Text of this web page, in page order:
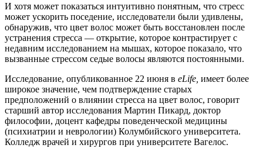
И хотя может показаться интуитивно понятным, что стресс
может ускорить поседение, исследователи были удивлены,
обнаружив, что цвет волос может быть восстановлен после
устранения стресса — открытие, которое контрастирует с
недавним исследованием на мышах, которое показало, что
вызванные стрессом седые волосы являются постоянными.
Исследование, опубликованное 22 июня в eLife, имеет более
широкое значение, чем подтверждение старых
предположений о влиянии стресса на цвет волос, говорит
старший автор исследования Мартин Пикард, доктор
философии, доцент кафедры поведенческой медицины
(психиатрии и неврологии) Колумбийского университета.
Колледж врачей и хирургов при университете Вагелос.